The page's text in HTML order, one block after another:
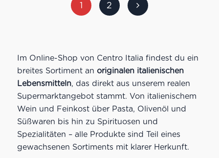
1 2
Im Online-Shop von Centro Italia findest du ein
breites Sortiment an originalen italienischen
Lebensmitteln, das direkt aus unserem realen
Supermarktangebot stammt. Von italienischem
Wein und Feinkost über Pasta, Olivenöl und
Süßwaren bis hin zu Spirituosen und
Spezialitäten – alle Produkte sind Teil eines
gewachsenen Sortiments mit klarer Herkunft.